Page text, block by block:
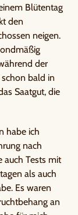
Blütentag
den
neigen.
der
bald in
Saatgut, die
habe ich
nach
auch Tests mit
als auch
Es waren
an